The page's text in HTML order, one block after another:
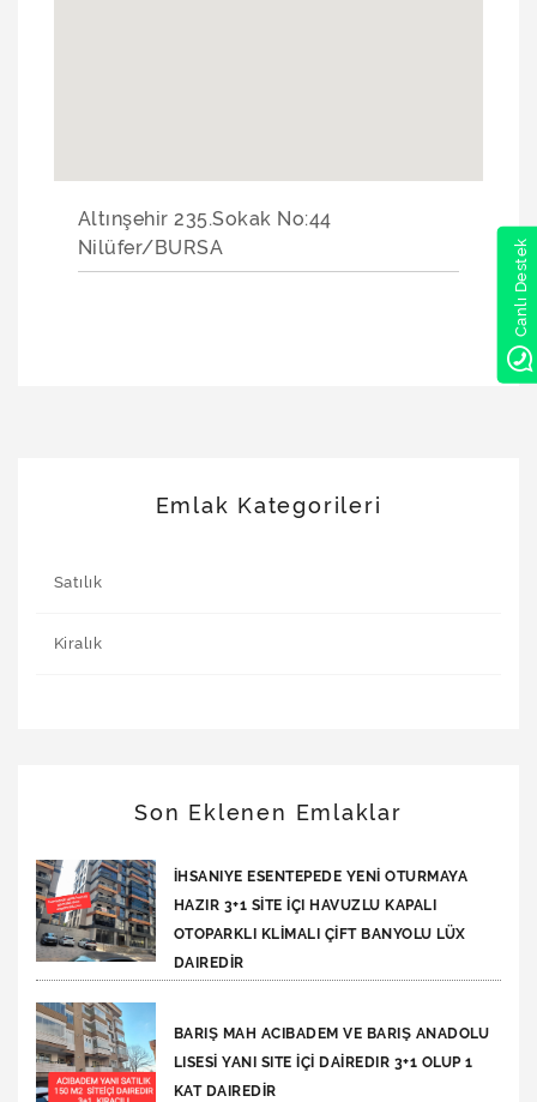
Altınşehir 235.Sokak No:44
Nilüfer/BURSA
Emlak Kategorileri
Satılık
Kiralık
Son Eklenen Emlaklar
İHSANIYE ESENTEPEDE YENİ OTURMAYA
HAZIR 3+1 SİTE İÇI HAVUZLU KAPALI
OTOPARKLI KLİMALI ÇİFT BANYOLU LÜX
DAIREDİR
BARIŞ MAH ACIBADEM VE BARIŞ ANADOLU
LISESİ YANI SITE İÇİ DAİREDIR 3+1 OLUP 1
KAT DAIREDİR
Canlı Destek